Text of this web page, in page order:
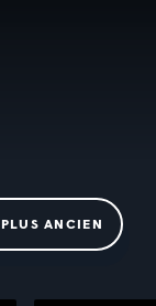
PLUS ANCIEN